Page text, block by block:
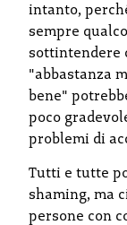
intanto,
sempre
sottintendere
"abbastanza
bene"
poco
problemi di
Tutti e tutte
shaming, ma
persone con